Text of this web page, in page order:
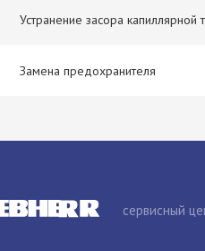
Устранение засора капиллярной
Замена предохранителя
сервисный